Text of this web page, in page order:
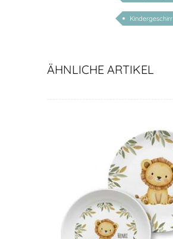
Kindergeschirr
ÄHNLICHE ARTIKEL